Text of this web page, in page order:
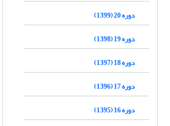
دوره 20 (1399)
دوره 19 (1398)
دوره 18 (1397)
دوره 17 (1396)
دوره 16 (1395)